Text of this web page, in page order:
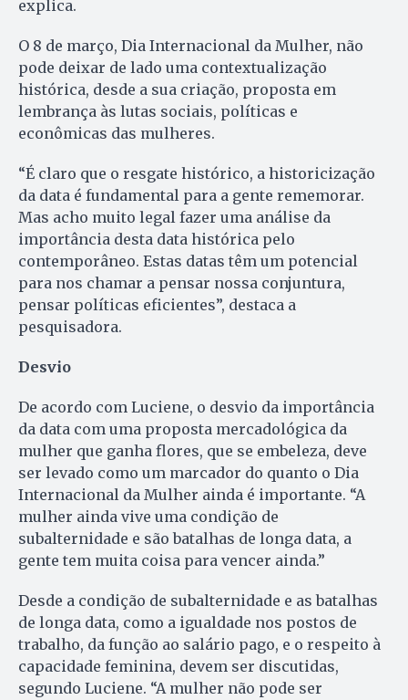
explica.
O 8 de março, Dia Internacional da Mulher, não
pode deixar de lado uma contextualização
histórica, desde a sua criação, proposta em
lembrança às lutas sociais, políticas e
econômicas das mulheres.
“É claro que o resgate histórico, a historicização
da data é fundamental para a gente rememorar.
Mas acho muito legal fazer uma análise da
importância desta data histórica pelo
contemporâneo. Estas datas têm um potencial
para nos chamar a pensar nossa conjuntura,
pensar políticas eficientes”, destaca a
pesquisadora.
Desvio
De acordo com Luciene, o desvio da importância
da data com uma proposta mercadológica da
mulher que ganha flores, que se embeleza, deve
ser levado como um marcador do quanto o Dia
Internacional da Mulher ainda é importante. “A
mulher ainda vive uma condição de
subalternidade e são batalhas de longa data, a
gente tem muita coisa para vencer ainda.”
Desde a condição de subalternidade e as batalhas
de longa data, como a igualdade nos postos de
trabalho, da função ao salário pago, e o respeito à
capacidade feminina, devem ser discutidas,
segundo Luciene. “A mulher não pode ser